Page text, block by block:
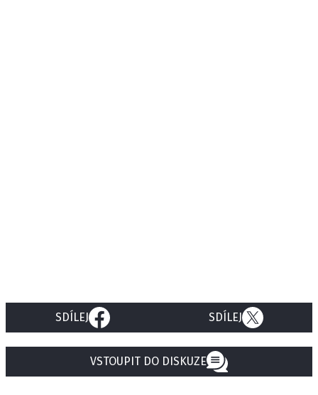
SDÍLEJ SDÍLEJ
VSTOUPIT DO DISKUZE